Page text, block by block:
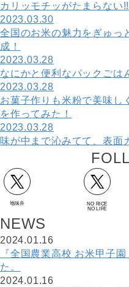
カリッモチッがたまらない
2023.03.30
全国のお米の魅力をぎゅっ
成！
2023.03.28
なにかと便利なパックごは
2023.03.28
お菓子作りも米粉で美味し
を作ってみた！
2023.03.28
味が中まで沁みてて、表面
FOLL
地味弁
NO RICE
NO LIFE
NEWS
2024.01.16
『全国農業高校 お米甲子
た。
2024.01.16